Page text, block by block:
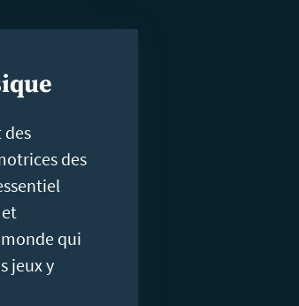
des
des
qui
jeux y